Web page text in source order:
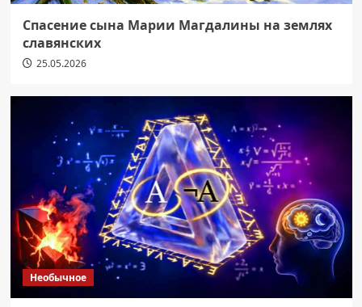
Спасение сына Марии Магдалины на землях
славянских
25.05.2026
Необычное